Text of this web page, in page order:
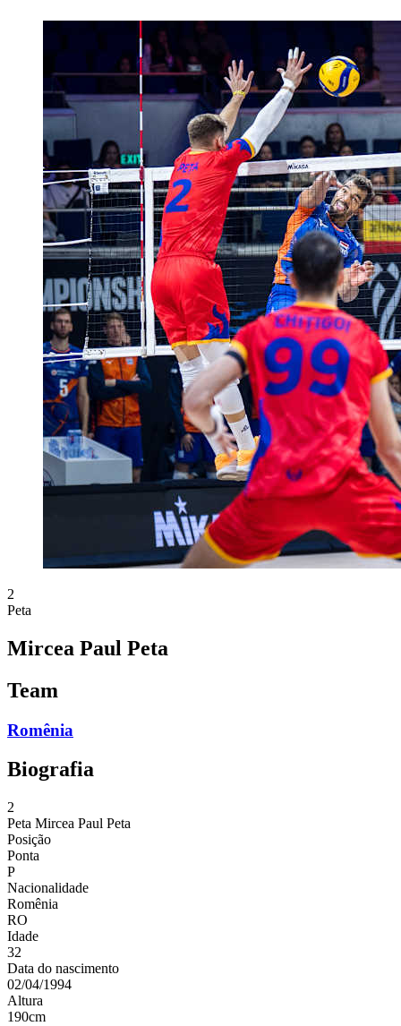
2
Peta
Mircea Paul Peta
Team
Romênia
Biografia
2
Peta Mircea Paul Peta
Posição
Ponta
P
Nacionalidade
Romênia
RO
Idade
32
Data do nascimento
02/04/1994
Altura
190cm